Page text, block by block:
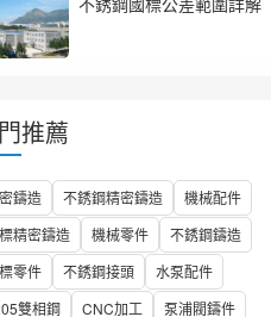
推薦
鑄造 不銹鋼精密鑄造
機械配件
精密鑄造
機械零件
不銹鋼鑄造
零件
不銹鋼接頭
水泵配件
雙相鋼
CNC加工
泵浦閥鑄件